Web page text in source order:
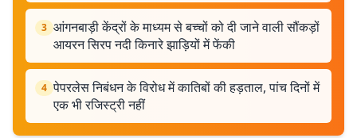
3 आंगनबाड़ी केंद्रों के माध्यम से बच्चों को दी जाने वाली सौंकड़ों
आयरन सिरप नदी किनारे झाड़ियों में फेंकी
4 पेपरलेस निबंधन के विरोध में कातिबों की हड़ताल, पांच दिनों में
एक भी रजिस्ट्री नहीं